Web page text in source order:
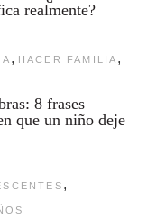
realmente?
, HACER FAMILIA ,
8 frases
que un niño deje
,